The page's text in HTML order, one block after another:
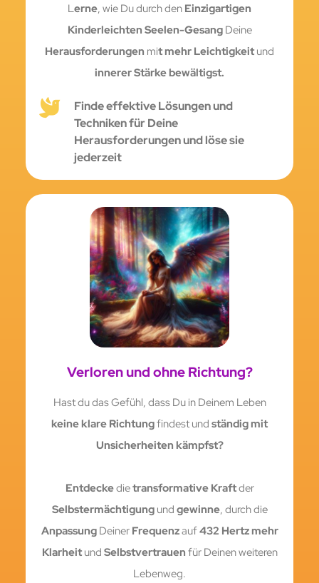
Lerne, wie Du durch den Einzigartigen
Kinderleichten Seelen-Gesang Deine
Herausforderungen mit mehr Leichtigkeit und
innerer Stärke bewältigst.
Finde effektive Lösungen und
Techniken für Deine
Herausforderungen und löse sie
jederzeit
Verloren und ohne Richtung?
Hast du das Gefühl, dass Du in Deinem Leben
keine klare Richtungfindest und ständig mit
Unsicherheiten kämpfst?
Entdeckedietransformative Kraftder
Selbstermächtigungund gewinne, durch die
AnpassungDeinerFrequenzauf432 Hertz mehr
Klarheitund Selbstvertrauen für Deinen weiteren
Lebenweg.